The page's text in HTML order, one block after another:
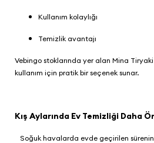
Kullanım kolaylığı
Temizlik avantajı
Vebingo stoklarında yer alan Mina
kullanım için pratik bir seçenek sunar.
Kış Aylarında Ev Temizliği Daha
Soğuk havalarda evde geçirilen sürenin